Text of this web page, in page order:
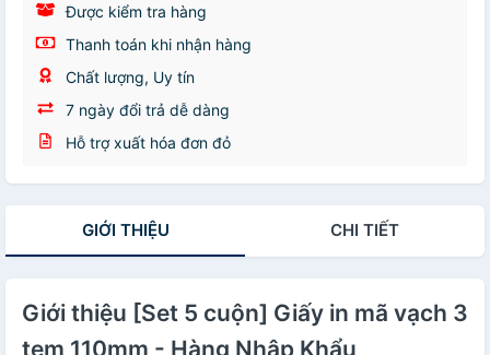
Được kiểm tra hàng
Thanh toán khi nhận hàng
Chất lượng, Uy tín
7 ngày đổi trả dễ dàng
Hỗ trợ xuất hóa đơn đỏ
GIỚI THIỆU CHI TIẾT
Giới thiệu [Set 5 cuộn] Giấy in mã vạch 3
tem 110mm - Hàng Nhập Khẩu